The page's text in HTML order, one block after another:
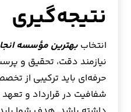
نتیجه‌گیری
انتخاببهترین مؤسسه
نیازمند دقت، تحقیق و
حرفه‌ای باید ترکیبی از
شفافیت در قرارداد و